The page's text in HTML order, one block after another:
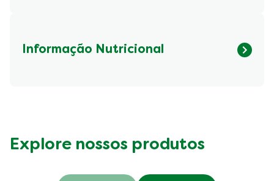
Informação Nutricional
Explore nossos produtos